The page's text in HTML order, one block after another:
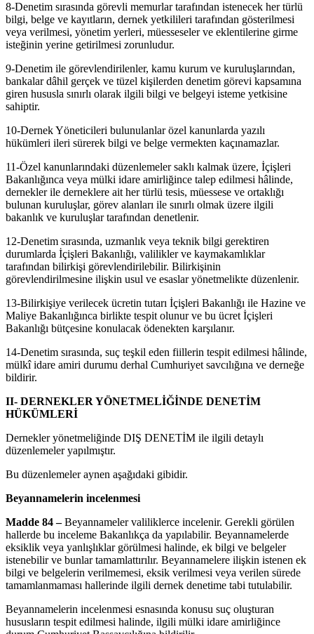
8-Denetim sırasında görevli memurlar tarafından istenecek her türlü
bilgi, belge ve kayıtların, dernek yetkilileri tarafından gösterilmesi
veya verilmesi, yönetim yerleri, müesseseler ve eklentilerine girme
isteğinin yerine getirilmesi zorunludur.
9-Denetim ile görevlendirilenler, kamu kurum ve kuruluşlarından,
bankalar dâhil gerçek ve tüzel kişilerden denetim görevi kapsamına
giren hususla sınırlı olarak ilgili bilgi ve belgeyi isteme yetkisine
sahiptir.
10-Dernek Yöneticileri bulunulanlar özel kanunlarda yazılı
hükümleri ileri sürerek bilgi ve belge vermekten kaçınamazlar.
11-Özel kanunlarındaki düzenlemeler saklı kalmak üzere, İçişleri
Bakanlığınca veya mülki idare amirliğince talep edilmesi hâlinde,
dernekler ile derneklere ait her türlü tesis, müessese ve ortaklığı
bulunan kuruluşlar, görev alanları ile sınırlı olmak üzere ilgili
bakanlık ve kuruluşlar tarafından denetlenir.
12-Denetim sırasında, uzmanlık veya teknik bilgi gerektiren
durumlarda İçişleri Bakanlığı, valilikler ve kaymakamlıklar
tarafından bilirkişi görevlendirilebilir. Bilirkişinin
görevlendirilmesine ilişkin usul ve esaslar yönetmelikte düzenlenir.
13-Bilirkişiye verilecek ücretin tutarı İçişleri Bakanlığı ile Hazine ve
Maliye Bakanlığınca birlikte tespit olunur ve bu ücret İçişleri
Bakanlığı bütçesine konulacak ödenekten karşılanır.
14-Denetim sırasında, suç teşkil eden fiillerin tespit edilmesi hâlinde,
mülkî idare amiri durumu derhal Cumhuriyet savcılığına ve derneğe
bildirir.
II- DERNEKLER YÖNETMELİĞİNDE DENETİM
HÜKÜMLERİ
Dernekler yönetmeliğinde DIŞ DENETİM ile ilgili detaylı
düzenlemeler yapılmıştır.
Bu düzenlemeler aynen aşağıdaki gibidir.
Beyannamelerin incelenmesi
Madde 84 –Beyannameler valiliklerce incelenir. Gerekli görülen
hallerde bu inceleme Bakanlıkça da yapılabilir. Beyannamelerde
eksiklik veya yanlışlıklar görülmesi halinde, ek bilgi ve belgeler
istenebilir ve bunlar tamamlattırılır. Beyannamelere ilişkin istenen ek
bilgi ve belgelerin verilmemesi, eksik verilmesi veya verilen sürede
tamamlanmaması hallerinde ilgili dernek denetime tabi tutulabilir.
Beyannamelerin incelenmesi esnasında konusu suç oluşturan
hususların tespit edilmesi halinde, ilgili mülki idare amirliğince